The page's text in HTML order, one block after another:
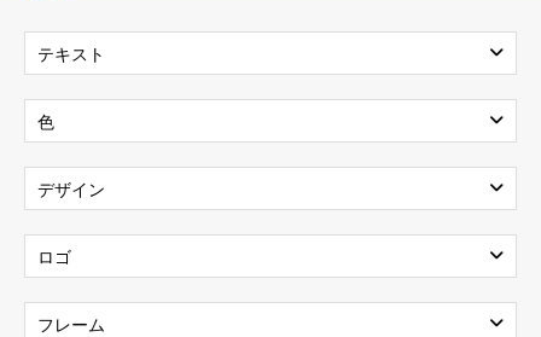
テキスト
テキストのサイズ:100%
テキストの色
色
背景
透明な背景 グラデーション
デザイン
パターン
ロゴ
フレーム